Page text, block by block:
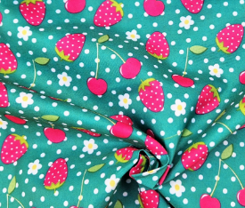
Katoen
Grootverbruik
Tijdpakker stof